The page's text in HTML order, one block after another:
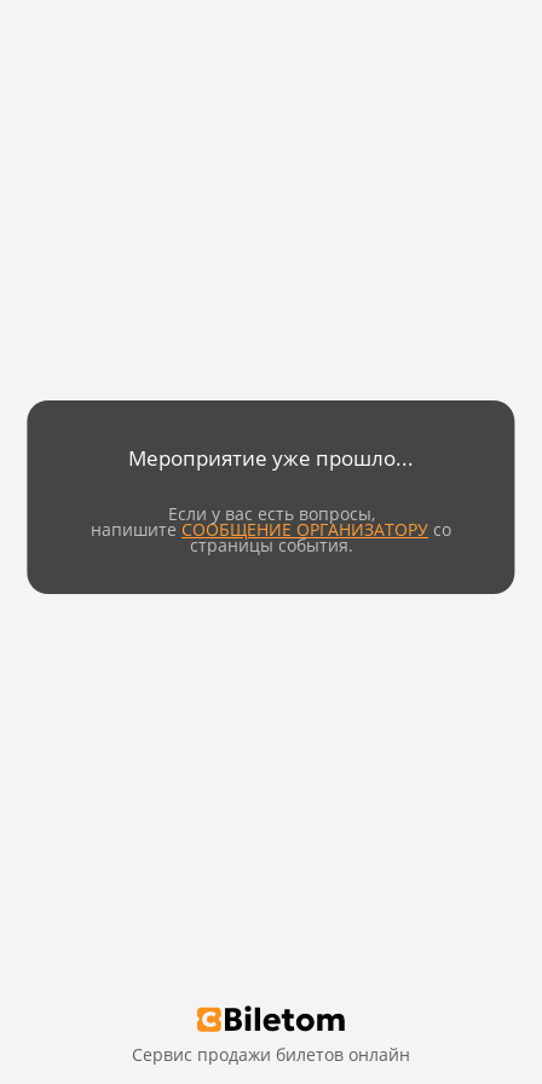
Мероприятие уже прошло...
Если у вас есть вопросы,
напишите СООБЩЕНИЕ ОРГАНИЗАТОРУ со
страницы события.
Сервис продажи билетов онлайн